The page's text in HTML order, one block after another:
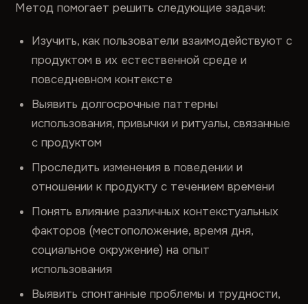
Метод помогает решить следующие задачи:
Изучить, как пользователи взаимодействуют с
продуктом в их естественной среде и
повседневном контексте
Выявить долгосрочные паттерны
использования, привычки и ритуалы, связанные
с продуктом
Проследить изменения в поведении и
отношении к продукту с течением времени
Понять влияние различных контекстуальных
факторов (местоположение, время дня,
социальное окружение) на опыт
использования
Выявить спонтанные проблемы и трудности,